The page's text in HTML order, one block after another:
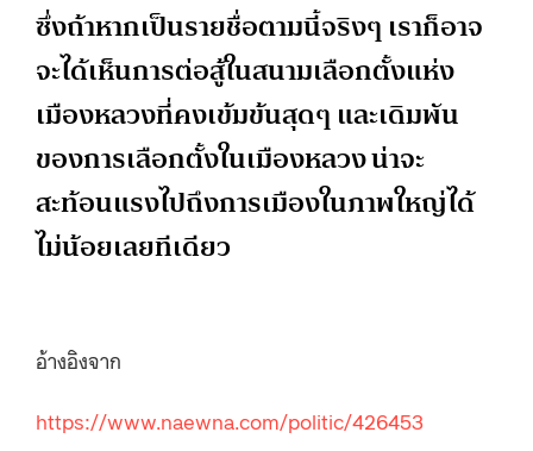
ซึ่งถ้าหากเป็นรายชื่อตามนี้จริงๆ เราก็อาจ
จะได้เห็นการต่อสู้ในสนามเลือกตั้งแห่ง
เมืองหลวงที่คงเข้มข้นสุดๆ และเดิมพัน
ของการเลือกตั้งในเมืองหลวง น่าจะ
สะท้อนแรงไปถึงการเมืองในภาพใหญ่ได้
ไม่น้อยเลยทีเดียว
อ้างอิงจาก
https://www.naewna.com/politic/426453